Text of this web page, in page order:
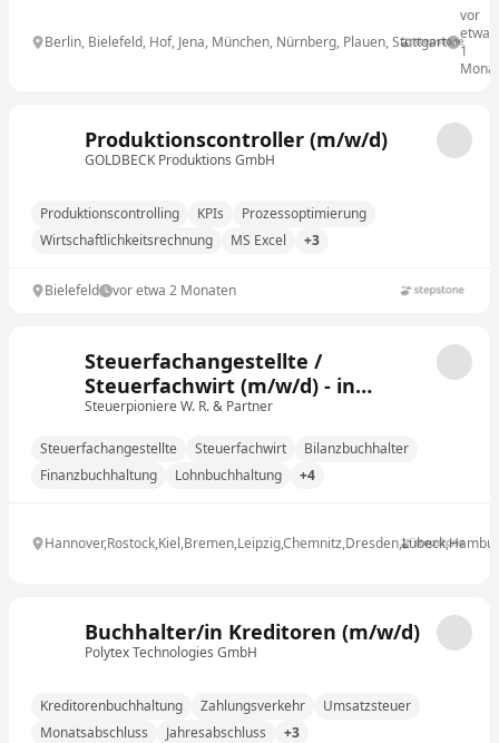
Berlin, Bielefeld, Hof, Jena, München, Nürnberg, Plauen, Stuttgart
vor
etwa
1
Monat
Produktionscontroller (m/w/d)
GOLDBECK Produktions GmbH
Produktionscontrolling KPIs
Prozessoptimierung
Wirtschaftlichkeitsrechnung
MS Excel +3
Bielefeld vor etwa 2 Monaten
Steuerfachangestellte /
Steuerfachwirt (m/w/d) - in
moderner und digitaler Kanzlei
Steuerpioniere W. R. & Partner
Steuerfachangestellte Steuerfachwirt
Bilanzbuchhalter
Finanzbuchhaltung
Lohnbuchhaltung +4
Buchhalter/in Kreditoren (m/w/d)
Polytex Technologies GmbH
Kreditorenbuchhaltung Zahlungsverkehr
Umsatzsteuer
Monatsabschluss
Jahresabschluss +3